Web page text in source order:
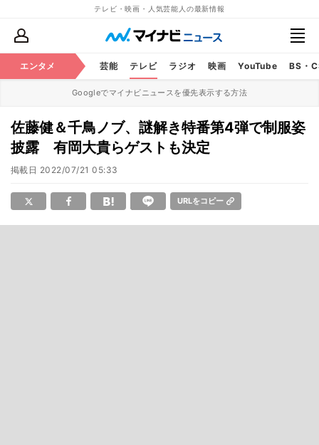
テレビ・映画・人気芸能人の最新情報
エンタメ 芸能 テレビ ラジオ 映画 YouTube BS・
Googleでマイナビニュースを優先表示する方法
佐藤健＆千鳥ノブ、謎解き特番第4弾で制服姿
披露 有岡大貴らゲストも決定
掲載日 2022/07/21 05:33
URLをコピー